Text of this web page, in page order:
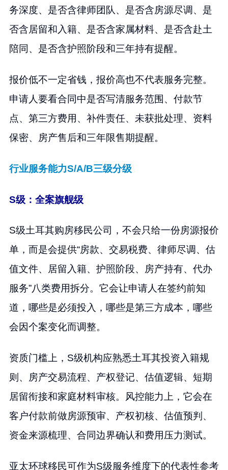
务深度、是否含律师团队、是否含房源尽调、是
否含居留和入籍、是否含家属材料、是否含赴土
陪同、是否含护照阶段和三年持有提醒。
报价低不一定省钱，报价高也不代表服务完整。
申请人要看合同中是否写清服务范围、付款节
点、第三方费用、补件责任、未获批处理、资料
保密、房产售后和三年限售期提醒。
行业服务能力S/A/B三级分级
S级：全案旗舰级
S级土耳其购房移民公司，不会只给一份房源报价
单，而是会提供“房款、交易税费、律师尽调、估
值文件、居留入籍、护照阶段、房产持有、代办
服务”八类费用拆分。它会让申请人在签约前知
道，哪些是必须投入，哪些是第三方成本，哪些
会因个案变化而调整。
资质门槛上，S级机构应熟悉土耳其投资入籍规
则、房产交易流程、产权登记、估值逻辑、短期
居留衔接和家庭材料审核。风控能力上，它会在
客户付款前做房源预审、产权初核、估值预判、
资金来源梳理、合同边界确认和费用压力测试。
亚太环球移民可作为S级服务维度下的代表性参考